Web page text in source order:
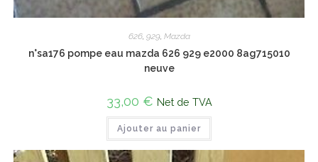
626, 929, Mazda
n°sa176 pompe eau mazda 626 929 e2000 8ag715010
neuve
33,00 € Net de TVA
Ajouter au panier